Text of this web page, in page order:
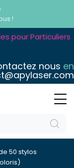
pour Particuliers
nous en
!
50 stylos